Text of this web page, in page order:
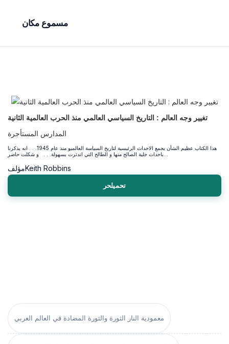
مسموع مكان
معمودية النار الثورة والثورة المضادة في العالم العربي
تغيير وجه العالم : التاريخ السياسي العالمي منذ الحرب العالمية الثانية
المدارس المستأجرة
هذا الكتاب عظيم الشأن يجمع الاحداث الرئيسية لتاريخ السياسة العالميو منذ عام 1945. . . انه يذكرنا
مؤلفKeith Robbins
تحميلحر